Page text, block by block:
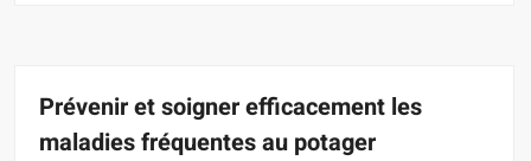
Prévenir et soigner efficacement les
maladies fréquentes au potager